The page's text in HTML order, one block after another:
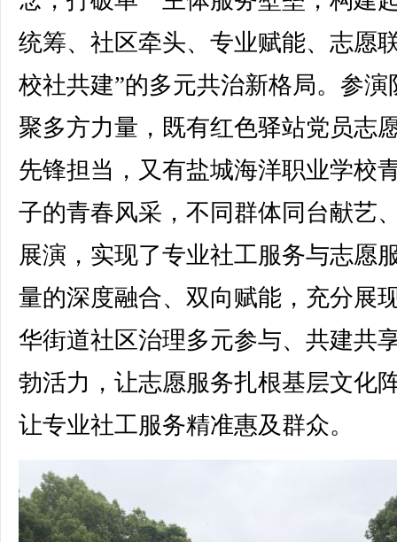
统筹、社区牵头、专业赋能、志愿
校社共建”的多元共治新格局。参演
聚多方力量，既有红色驿站党员志
先锋担当，又有盐城海洋职业学校
子的青春风采，不同群体同台献艺
展演，实现了专业社工服务与志愿
量的深度融合、双向赋能，充分展
华街道社区治理多元参与、共建共
勃活力，让志愿服务扎根基层文化
让专业社工服务精准惠及群众。